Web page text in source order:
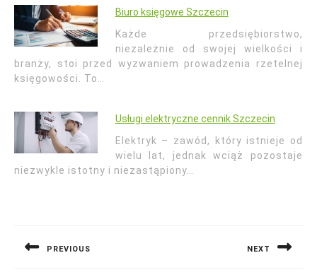
Biuro księgowe Szczecin
Każde przedsiębiorstwo,
niezależnie od swojej wielkości i
branży, stoi przed wyzwaniem prowadzenia rzetelnej
księgowości. To…
Usługi elektryczne cennik Szczecin
Elektryk – zawód, który istnieje od
wielu lat, jednak wciąż pozostaje
niezwykle istotny i niezastąpiony…
PREVIOUS NEXT